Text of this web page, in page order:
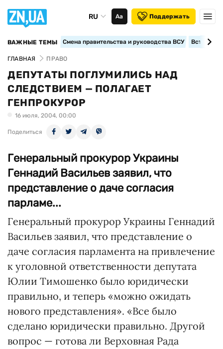
RU Аа Поддержать
ВАЖНЫЕ ТЕМЫ Смена правительства и руководства ВСУ
ГЛАВНАЯ ПРАВО
ДЕПУТАТЫ ПОГЛУМИЛИСЬ НАД
СЛЕДСТВИЕМ — ПОЛАГАЕТ
ГЕНПРОКУРОР
16 июля, 2004, 00:00
Поделиться
Генеральный прокурор Украины
Геннадий Васильев заявил, что
представление о даче согласия
парламе...
Генеральный прокурор Украины Геннадий
Васильев заявил, что представление о
даче согласия парламента на привлечение
к уголовной ответственности депутата
Юлии Тимошенко было юридически
правильно, и теперь «можно ожидать
нового представления». «Все было
сделано юридически правильно. Другой
вопрос — готова ли Верховная Рада